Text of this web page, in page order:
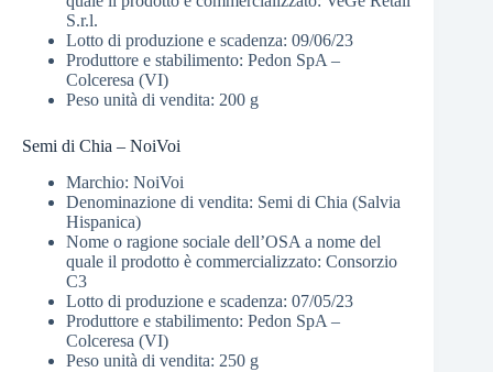
S.r.l.
Lotto di produzione e scadenza: 09/06/23
Produttore e stabilimento: Pedon SpA –
Colceresa (VI)
Peso unità di vendita: 200 g
Semi di Chia – NoiVoi
Marchio: NoiVoi
Denominazione di vendita: Semi di Chia (Salvia
Hispanica)
Nome o ragione sociale dell’OSA a nome del
quale il prodotto è commercializzato: Consorzio
C3
Lotto di produzione e scadenza: 07/05/23
Produttore e stabilimento: Pedon SpA –
Colceresa (VI)
Peso unità di vendita: 250 g